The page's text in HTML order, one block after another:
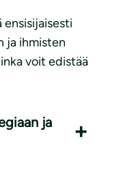
ja ihmisten
voit edistää
ja